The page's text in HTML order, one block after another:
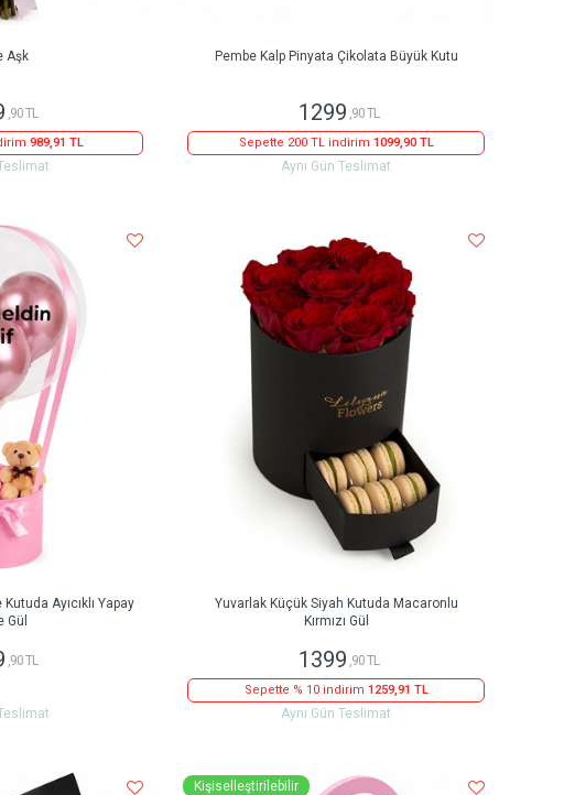
Aşk
,90 TL
989,91 TL
Pembe Kalp Pinyata Çikolata Büyük Kutu
1299 ,90 TL
Sepette 200 TL indirim 1099,90 TL
Aynı Gün Teslimat
Ayıcıklı Yapay
Gül
,90 TL
Yuvarlak Küçük Siyah Kutuda Macaronlu
Kırmızı Gül
1399 ,90 TL
Sepette % 10 indirim 1259,91 TL
Aynı Gün Teslimat
Kişiselleştirilebilir